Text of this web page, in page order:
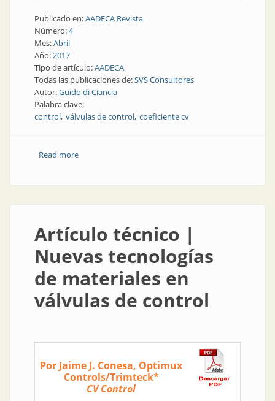
Publicado en:AADECA Revista
Número:4
Mes:Abril
Año:2017
Tipo de artículo:AADECA
Todas las publicaciones de:SVS Consultores
Autor:Guido di Ciancia
Palabra clave:
control válvulas de control coeficiente cv
Read moreabout Elementos finales de control | ¿Qué es
Artículo técnico |
Nuevas tecnologías
de materiales en
válvulas de control
Por Jaime J. Conesa, Optimux
Controls/Trimteck*
CV Control